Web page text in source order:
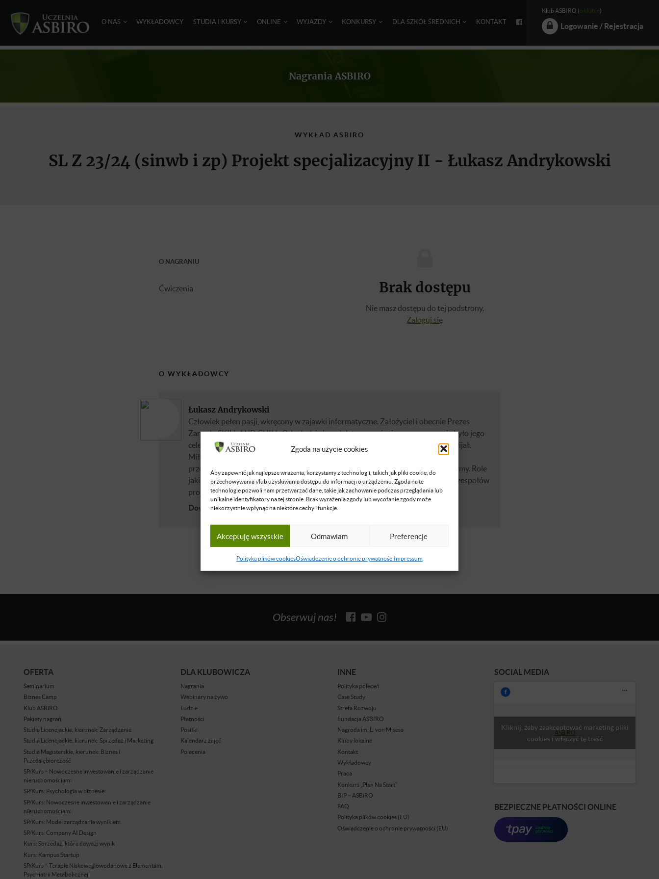
Zgoda na użycie cookies
Aby zapewnić jak najlepsze wrażenia, korzystamy z technologii, takich jak pliki cookie, do
przechowywania i/lub uzyskiwania dostępu do informacji o urządzeniu. Zgoda na te
technologie pozwoli nam przetwarzać dane, takie jak zachowanie podczas przeglądania lub
unikalne identyfikatory na tej stronie. Brak wyrażenia zgody lub wycofanie zgody może
niekorzystnie wpłynąć na niektóre cechy i funkcje.
Akceptuję wszystkie Odmawiam Preferencje
Polityka plików cookiesOświadczenie o ochronie prywatnościImpressum
O NAS WYKŁADOWCY STUDIA I KURSY ONLINE WYJAZDY KONKURSY DLA SZKÓŁ ŚREDNICH KONTAKT
Klub ASBIRO ( o klubie)
Logowanie / Rejestracja
Nagrania ASBIRO
WYKŁAD ASBIRO
SL Z 23/24 (sinwb i zp) Projekt specjalizacyjny II - Łukasz Andrykowski
O NAGRANIU
Ćwiczenia Brak dostępu
Nie masz dostępu do tej podstrony.
Zaloguj się
O WYKŁADOWCY
Łukasz Andrykowski
Człowiek pełen pasji, wkręcony w zajawki informatyczne. Założyciel i obecnie Prezes
Zarządu SKILL AND CHILL. Od młodzieńczych lat zrozumienie programowania było jego
celem. Z biegiem lat pasja przerodziła się w umiejętności, które skrupulatnie rozwijał.
Miłość do programowania wygrała, a skille, które posiadał sprawiły, że jego
przeznaczeniem było stworzenie Skill & Chill… i tak właśnie zaczęła się historia firmy. Role
jakie pełni w organizacji to zarządzanie projektami, m.in. budowanie i wspieranie zespołów
projektowych, wyznaczanie ich kierunku (...)
Dowiedz się więcej
Obserwuj nas!
OFERTA
Seminarium
Biznes Camp
Klub ASBiRO
Pakiety nagrań
Studia Licencjackie, kierunek: Zarządzanie
Studia Licencjackie, kierunek: Sprzedaż i Marketing
Studia Magisterskie, kierunek: Biznes i
Przedsiębiorczość
SP/Kurs – Nowoczesne inwestowanie i zarządzanie
nieruchomościami
SP/Kurs: Psychologia w biznesie
SP/Kurs: Nowoczesne inwestowanie i zarządzanie
nieruchomościami
SP/Kurs: Model zarządzania wynikiem
SP/Kurs: Company AI Design
Kurs: Sprzedaż, która dowozi wynik
Kurs: Kampus Startup
SP/Kurs – Terapie Niskoweglowodanowe z Elementami
Psychiatrii Metabolicznej
DLA KLUBOWICZA
Nagrania
Webinary na żywo
Ludzie
Płatności
Posiłki
Kalendarz zajęć
Polecenia
INNE
Polityka poleceń
Case Study
Strefa Rozwoju
Fundacja ASBIRO
Nagroda im. L. von Misesa
Kluby lokalne
Kontakt
Wykładowcy
Praca
Konkurs „Plan Na Start”
BIP – ASBiRO
FAQ
Polityka plików cookies (EU)
Oświadczenie o ochronie prywatności (EU)
SOCIAL MEDIA
ASBiRO
Kliknij, żeby zaakceptować marketing pliki
cookies i włączyć tę treść
BEZPIECZNE PŁATNOŚCI ONLINE